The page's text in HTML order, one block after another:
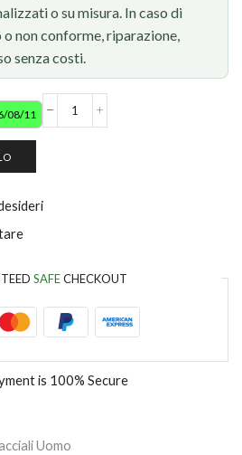
o su misura. In caso di
non conforme, riparazione,
senza costi.
08/11
SAFECHECKOUT
is 100% Secure
Uomo